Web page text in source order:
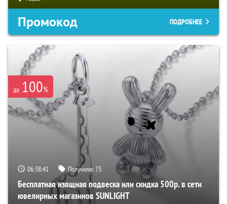
Промокод ПОДРОБНЕЕ
до 100%
06:38:41 Получили:73
Бесплатная изящная подвеска или скидка 500р. в сети
ювелирных магазинов SUNLIGHT